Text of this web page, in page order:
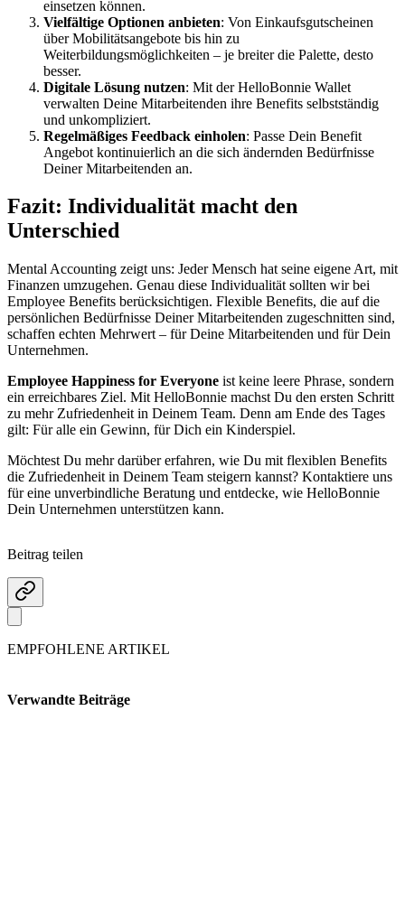
einsetzen können.
Vielfältige Optionen anbieten: Von Einkaufsgutscheinen
über Mobilitätsangebote bis hin zu
Weiterbildungsmöglichkeiten – je breiter die Palette, desto
besser.
Digitale Lösung nutzen: Mit der HelloBonnie Wallet
verwalten Deine Mitarbeitenden ihre Benefits selbstständig
und unkompliziert.
Regelmäßiges Feedback einholen: Passe Dein Benefit
Angebot kontinuierlich an die sich ändernden Bedürfnisse
Deiner Mitarbeitenden an.
Fazit: Individualität macht den
Unterschied
Mental Accounting zeigt uns: Jeder Mensch hat seine eigene Art, mit
Finanzen umzugehen. Genau diese Individualität sollten wir bei
Employee Benefits berücksichtigen. Flexible Benefits, die auf die
persönlichen Bedürfnisse Deiner Mitarbeitenden zugeschnitten sind,
schaffen echten Mehrwert – für Deine Mitarbeitenden und für Dein
Unternehmen.
Employee Happiness for Everyone ist keine leere Phrase, sondern
ein erreichbares Ziel. Mit HelloBonnie machst Du den ersten Schritt
zu mehr Zufriedenheit in Deinem Team. Denn am Ende des Tages
gilt: Für alle ein Gewinn, für Dich ein Kinderspiel.
Möchtest Du mehr darüber erfahren, wie Du mit flexiblen Benefits
die Zufriedenheit in Deinem Team steigern kannst? Kontaktiere uns
für eine unverbindliche Beratung und entdecke, wie HelloBonnie
Dein Unternehmen unterstützen kann.
Beitrag teilen
EMPFOHLENE ARTIKEL
Verwandte Beiträge